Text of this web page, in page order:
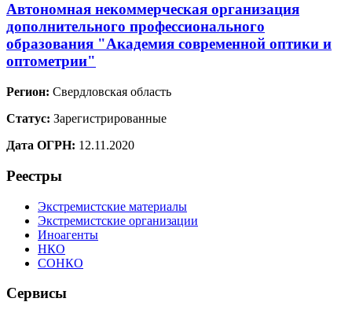
Автономная некоммерческая организация
дополнительного профессионального
образования "Академия современной оптики и
оптометрии"
Регион: Свердловская область
Статус: Зарегистрированные
Дата ОГРН: 12.11.2020
Реестры
Экстремистские материалы
Экстремистские организации
Иноагенты
НКО
СОНКО
Сервисы